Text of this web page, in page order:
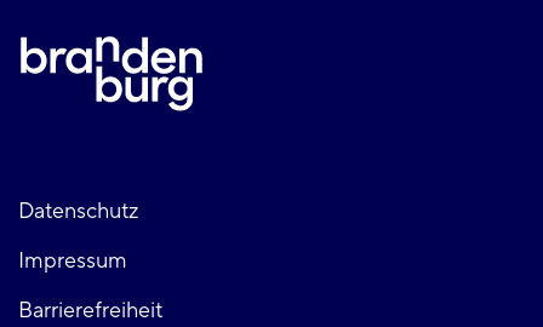
Fußzeile
links
Datenschutz
Impressum
Barrierefreiheit